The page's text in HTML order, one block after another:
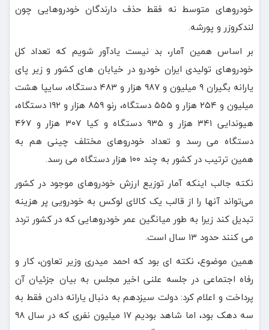
خودروهای متوسط نه فقط حذف دارندگان خودروهایی چون
لندکروزر و پورشه.
بر اساس همین آمار، بد نیست یادآور شویم که تعداد کل
خودروهای تولیدی ایران خودرو در خیابان های کشور و زیر پای
یارانه بگیران ۹ میلیون و ۹۸۷ هزار و ۴۸۳ دستگاه، سایپا هشت
میلیون و ۲۵۴ هزار و ۵۵۵ دستگاه، رنو ۸۵۹ هزار و ۱۹۲ دستگاه،
هیوندایی ۳۴۱ هزار و ۹۳۵ دستگاه و کیا ۳۰۷ هزار و ۴۶۷
دستگاه می رسد و تعداد خودروهای مختلف چینی هم به
همین ترتیب در کشور به چند ۱۰۰ هزار دستگاه می رسد.
نکته جالب اینکه آمار توزیع ارزش خودروهای موجود در کشور
می‌تواند آنها را از قالب یک کالای لوکس به خودرویی پر هزینه
تبدیل کند زیرا به طور میانگین عمر خودروهایی که در کشور تردد
می کنند حدود ۱۳ سال است.
همین موضوع، نکته ای بود که احمد میدری وزیر تعاون، کار و
رفاه اجتماعی در جلسه علنی اخیر مجلس به بیان جزئیان آن
پرداخت و اعلام کرد: دولت سیزدهم به دنبال یارانه دادن فقط به
سه دهک بود، اما شاهد بودیم ۱۷ میلیون نفری که در سال ۹۸